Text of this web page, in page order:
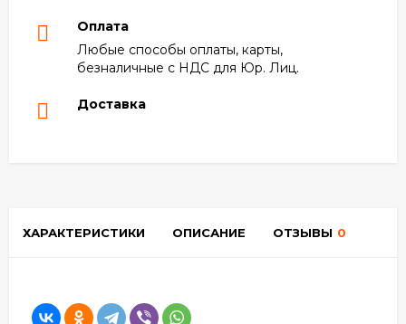
Оплата
Любые способы оплаты, карты,
безналичные с НДС для Юр. Лиц.
Доставка
ХАРАКТЕРИСТИКИ ОПИСАНИЕ ОТЗЫВЫ 0